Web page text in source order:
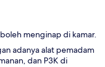
menginap di kamar.
adanya alat pemadam
dan P3K di